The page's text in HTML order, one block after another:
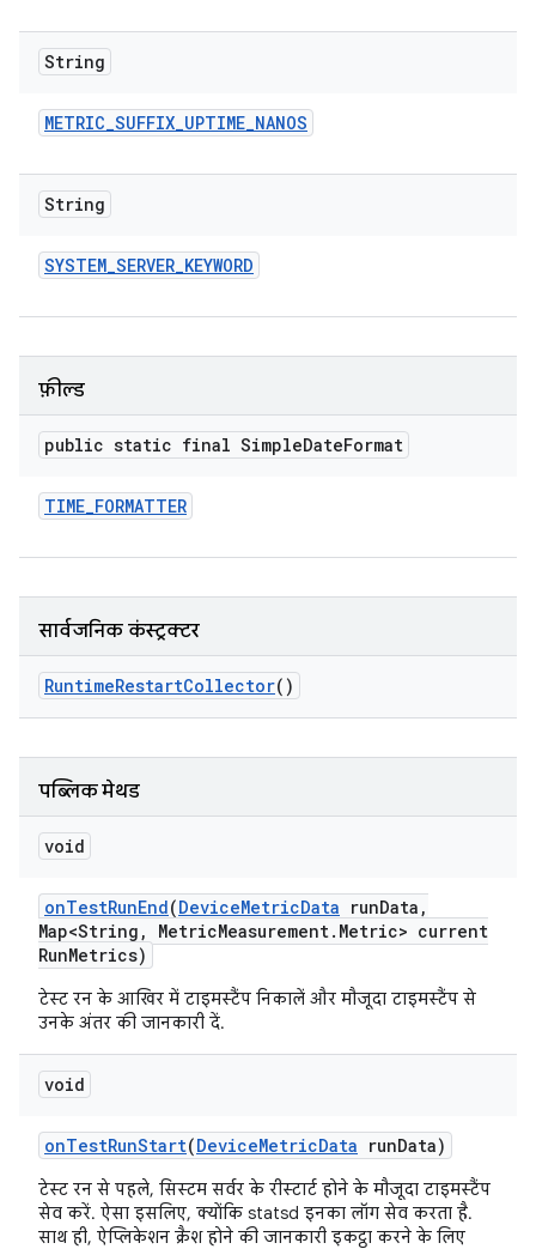
String
METRIC_SUFFIX_UPTIME_NANOS
String
SYSTEM_SERVER_KEYWORD
फ़ील्ड
public static final SimpleDateFormat
TIME_FORMATTER
सार्वजनिक कंस्ट्रक्टर
RuntimeRestartCollector()
पब्लिक मेथड
void
onTestRunEnd(DeviceMetricData runData ,
Map<String , MetricMeasurement. Metric> current
RunMetrics)
टेस्ट रन के आखिर में टाइमस्टैंप निकालें और मौजूदा टाइमस्टैंप से
उनके अंतर की जानकारी दें.
void
onTestRunStart(DeviceMetricData runData)
टेस्ट रन से पहले, सिस्टम सर्वर के रीस्टार्ट होने के मौजूदा टाइमस्टैंप
सेव करें. ऐसा इसलिए, क्योंकि statsd इनका लॉग सेव करता है.
साथ ही, ऐप्लिकेशन क्रैश होने की जानकारी इकट्ठा करने के लिए